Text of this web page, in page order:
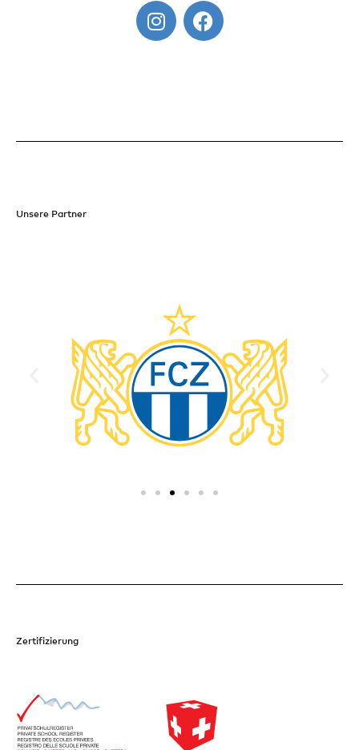
Unsere Partner
Zertifizierung